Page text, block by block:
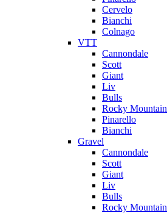
Cervelo
Bianchi
Colnago
VTT
Cannondale
Scott
Giant
Liv
Bulls
Rocky Mountain
Pinarello
Bianchi
Gravel
Cannondale
Scott
Giant
Liv
Bulls
Rocky Mountain